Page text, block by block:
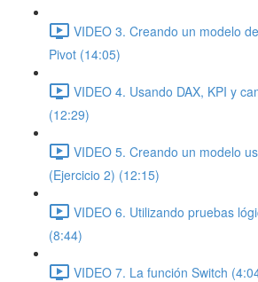
VIDEO 3. Creando un modelo
Pivot (14:05)
VIDEO 4. Usando DAX, KPI y
(12:29)
VIDEO 5. Creando un modelo
(Ejercicio 2) (12:15)
VIDEO 6. Utilizando pruebas
(8:44)
VIDEO 7. La función Switch